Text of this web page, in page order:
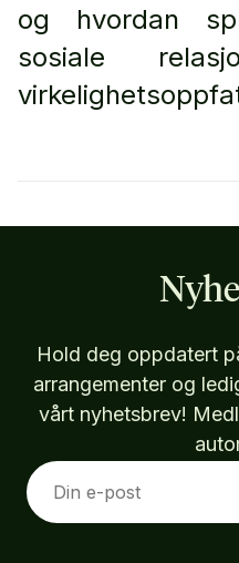
og hvordan
sosiale
Hold deg oppdatert
arrangementer og
vårt nyhetsbrev!